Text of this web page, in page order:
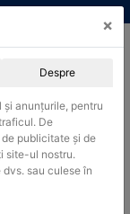
SEAP / SICAP
CAUTARE
×
Despre
anunțurile, pentru
De
publicitate și de
site-ul nostru.
sau culese în